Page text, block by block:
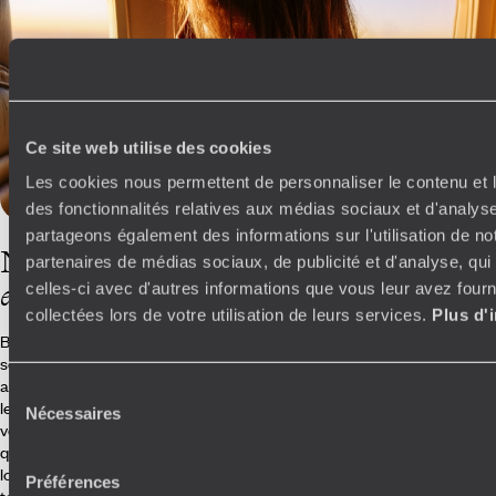
Ce site web utilise des cookies
Les cookies nous permettent de personnaliser le contenu et
des fonctionnalités relatives aux médias sociaux et
partageons également des informations sur l'utilisation de
partenaires de médias sociaux, de publicité et d'analyse,
celles-ci avec d'autres informations que vous leur avez
collectées lors de votre utilisation de leurs services. Plus
Sélection
du Nécessaires
Préférences
Nos conseillers
en Turquie
Basés dans nos Cités Voyageurs ou directement sur place, nos experts
sont les architectes de votre périple. Qu’ils soient natifs ou tombés
amoureux du pays, férus d’histoire ou fins gastronomes, ils connaissent
les moindres nuances de la Turquie. Leur enthousiasme communicatif
vous emmènera loin des sentiers battus, vers des expériences insolites
qui raviront même les plus petits. Leur expertise repose sur un réseau
local fiable : guides avisés, amis turcs et concierges francophones,